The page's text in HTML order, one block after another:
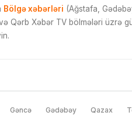
Bölgə xəbərləri (Ağstafa,
Xəbər TV bölmələri üzrə
Gəncə Gədəbəy Qazax